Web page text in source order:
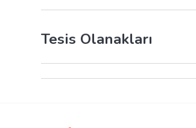
Tesis Olanakları